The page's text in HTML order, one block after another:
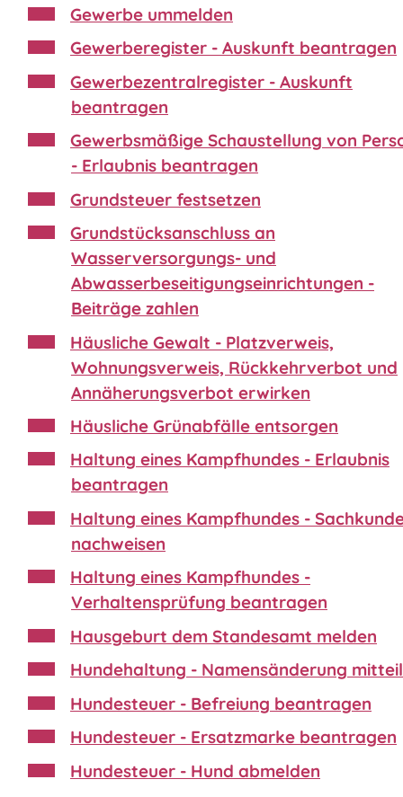
Gewerbe ummelden
Gewerberegister - Auskunft beantragen
Gewerbezentralregister - Auskunft
beantragen
Gewerbsmäßige Schaustellung von
- Erlaubnis beantragen
Grundsteuer festsetzen
Grundstücksanschluss an
Wasserversorgungs- und
Abwasserbeseitigungseinrichtungen -
Beiträge zahlen
Häusliche Gewalt - Platzverweis,
Wohnungsverweis, Rückkehrverbot und
Annäherungsverbot erwirken
Häusliche Grünabfälle entsorgen
Haltung eines Kampfhundes - Erlaubnis
beantragen
Haltung eines Kampfhundes -
nachweisen
Haltung eines Kampfhundes -
Verhaltensprüfung beantragen
Hausgeburt dem Standesamt melden
Hundehaltung - Namensänderung
Hundesteuer - Befreiung beantragen
Hundesteuer - Ersatzmarke beantragen
Hundesteuer - Hund abmelden